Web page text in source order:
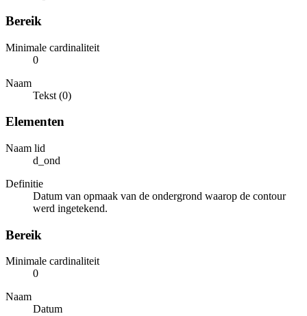
Bereik
Minimale cardinaliteit
0
Naam
Tekst (0)
Elementen
Naam lid
d_ond
Definitie
Datum van opmaak van de ondergrond waarop de contour
werd ingetekend.
Bereik
Minimale cardinaliteit
0
Naam
Datum